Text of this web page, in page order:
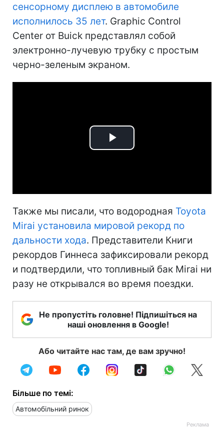
сенсорному дисплею в автомобиле
исполнилось 35 лет. Graphic Control
Center от Buick представлял собой
электронно-лучевую трубку с простым
черно-зеленым экраном.
Play
Также мы писали, что водородная Toyota
Mirai установила мировой рекорд по
дальности хода. Представители Книги
рекордов Гиннеса зафиксировали рекорд
и подтвердили, что топливный бак Mirai ни
разу не открывался во время поездки.
Не пропустіть головне! Підпишіться на
наші оновлення в Google!
Або читайте нас там, де вам зручно!
Більше по темі:
Автомобільний ринок